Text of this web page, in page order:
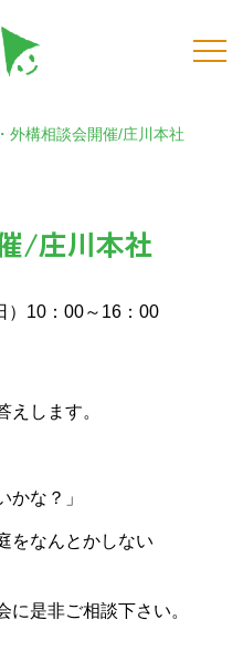
外構相談会開催/庄川本社
/庄川本社
）10：00～16：00
えします。
かな？」
をなんとかしない
に是非ご相談下さい。